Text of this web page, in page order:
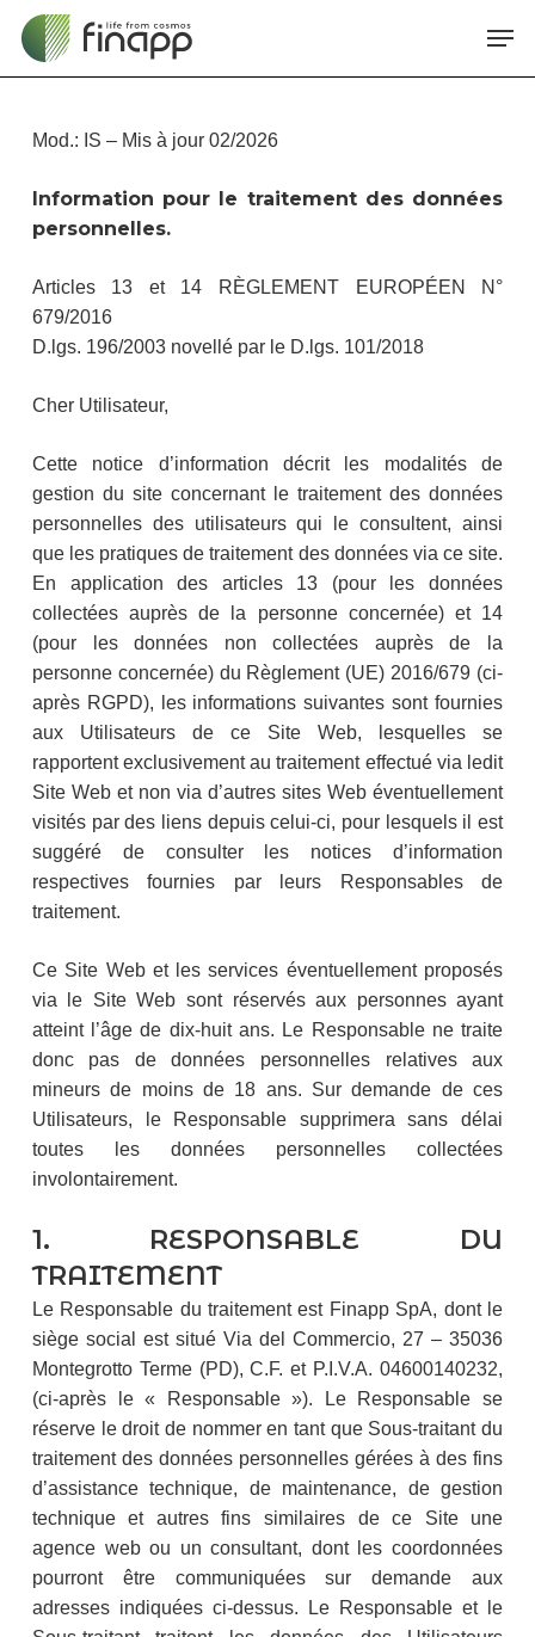
Skip
contentMod.: IS – Mis à jour 02/2026
Information pour le traitement des données
personnelles.
Articles 13 et 14 RÈGLEMENT EUROPÉEN N°
679/2016
D.lgs. 196/2003 novellé par le D.lgs. 101/2018
Cher Utilisateur,
Cette notice d’information décrit les modalités de
gestion du site concernant le traitement des données
personnelles des utilisateurs qui le consultent, ainsi
que les pratiques de traitement des données via ce site.
En application des articles 13 (pour les données
collectées auprès de la personne concernée) et 14
(pour les données non collectées auprès de la
personne concernée) du Règlement (UE) 2016/679 (ci-
après RGPD), les informations suivantes sont fournies
aux Utilisateurs de ce Site Web, lesquelles se
rapportent exclusivement au traitement effectué via ledit
Site Web et non via d’autres sites Web éventuellement
visités par des liens depuis celui-ci, pour lesquels il est
suggéré de consulter les notices d’information
respectives fournies par leurs Responsables de
traitement.
Ce Site Web et les services éventuellement proposés
via le Site Web sont réservés aux personnes ayant
atteint l’âge de dix-huit ans. Le Responsable ne traite
donc pas de données personnelles relatives aux
mineurs de moins de 18 ans. Sur demande de ces
Utilisateurs, le Responsable supprimera sans délai
toutes les données personnelles collectées
involontairement.
1. RESPONSABLE DU
TRAITEMENT
Le Responsable du traitement est Finapp SpA, dont le
siège social est situé Via del Commercio, 27 – 35036
Montegrotto Terme (PD), C.F. et P.I.V.A. 04600140232,
(ci-après le « Responsable »). Le Responsable se
réserve le droit de nommer en tant que Sous-traitant du
traitement des données personnelles gérées à des fins
d’assistance technique, de maintenance, de gestion
technique et autres fins similaires de ce Site une
agence web ou un consultant, dont les coordonnées
pourront être communiquées sur demande aux
adresses indiquées ci-dessus. Le Responsable et le